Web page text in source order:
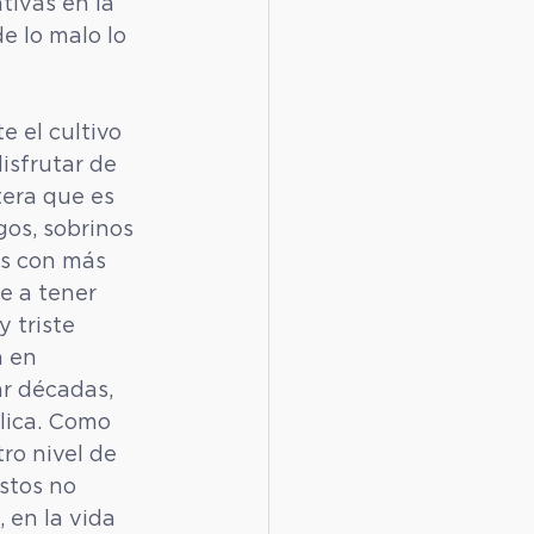
en la
lo malo lo
el cultivo
de
que es
sobrinos
con más
a tener
triste
en
décadas,
Como
nivel de
no
en la vida